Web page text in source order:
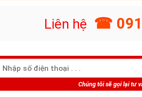
Liên hệ ☎
Chúng tôi sẽ gọi lại tư